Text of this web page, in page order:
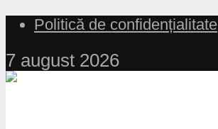
Politică de confidențialitate
7 august 2026